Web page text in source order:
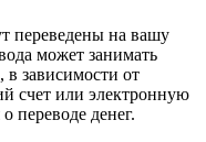
переведены на вашу
может занимать
в зависимости от
счет или электронную
переводе денег.